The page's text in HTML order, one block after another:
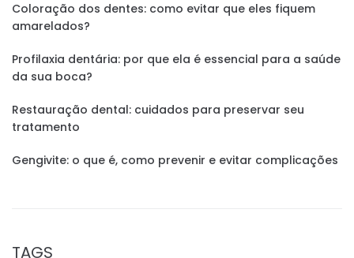
Coloração dos dentes: como evitar que eles fiquem
amarelados?
Profilaxia dentária: por que ela é essencial para a saúde
da sua boca?
Restauração dental: cuidados para preservar seu
tratamento
Gengivite: o que é, como prevenir e evitar complicações
TAGS